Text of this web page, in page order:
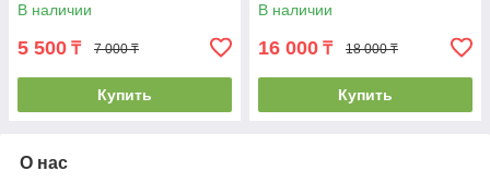
В наличии
5 500 ₸ 7 000 ₸
Купить
В наличии
16 000 ₸ 18 000 ₸
Купить
О нас